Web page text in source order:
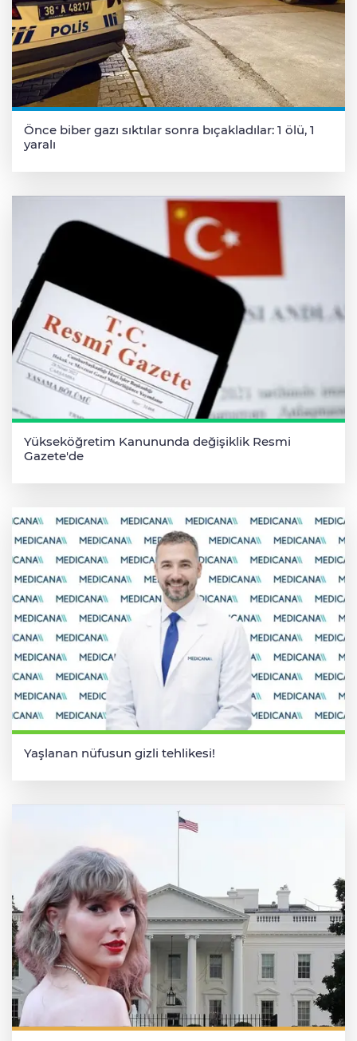
Önce biber gazı sıktılar sonra bıçakladılar: 1 ölü, 1
yaralı
Yükseköğretim Kanununda değişiklik Resmi
Gazete'de
Yaşlanan nüfusun gizli tehlikesi!